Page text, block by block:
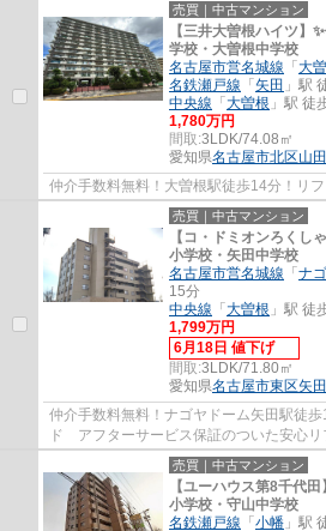
売買｜中古マンション
【三井大曽根ハイツ】
学校・大曽根中学校
名古屋市営名城線 「 大
名鉄瀬戸線 「 矢田 」駅
中央線 「 大曽根 」駅 徒
1,780万円
間取:3LDK/74.08㎡
愛知県名古屋市北区山田
仲介手数料無料！大曽根駅徒歩14分！リ
売買｜中古マンション
【コ・ドミオンろくし
小学校・矢田中学校
名古屋市営名城線 「 ナ
15分
中央線 「 大曽根 」駅 徒
1,799万円
6月18日 値下げ
間取:3LDK/71.80㎡
愛知県名古屋市東区矢
仲介手数料無料！ナゴヤドーム矢田駅徒
ド アフターサービス保証のついた安心リ
売買｜中古マンション
【ユーハウス第8千代
小学校・守山中学校
名鉄瀬戸線 「 小幡 」駅